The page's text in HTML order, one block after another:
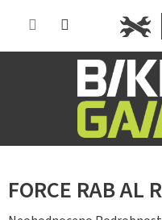
FORCE RAB AL